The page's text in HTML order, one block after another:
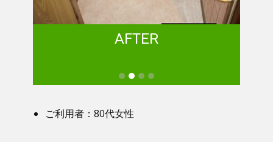
AFTER
ご利用者：80代女性